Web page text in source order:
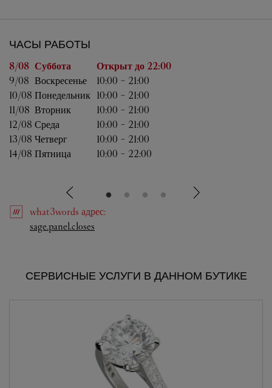
ЧАСЫ РАБОТЫ
День неделиЧасы работы
8/08 Суббота Открыт до 22:00
9/08 Воскресенье 10:00 - 21:00
10/08 Понедельник 10:00 - 21:00
11/08 Вторник 10:00 - 21:00
12/08 Среда 10:00 - 21:00
13/08 Четверг 10:00 - 21:00
14/08 Пятница 10:00 - 22:00
what3words адрес:
sage.panel.closes
СЕРВИСНЫЕ УСЛУГИ В ДАННОМ БУТИКЕ